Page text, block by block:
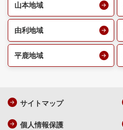
山本地域
由利地域
平鹿地域
サイトマップ
個人情報保護